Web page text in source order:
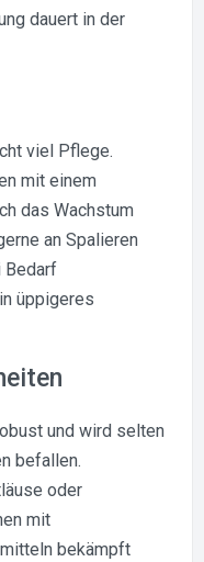
dauert in der
viel Pflege.
mit einem
das Wachstum
an Spalieren
Bedarf
üppigeres
und wird selten
befallen.
oder
mit
bekämpft